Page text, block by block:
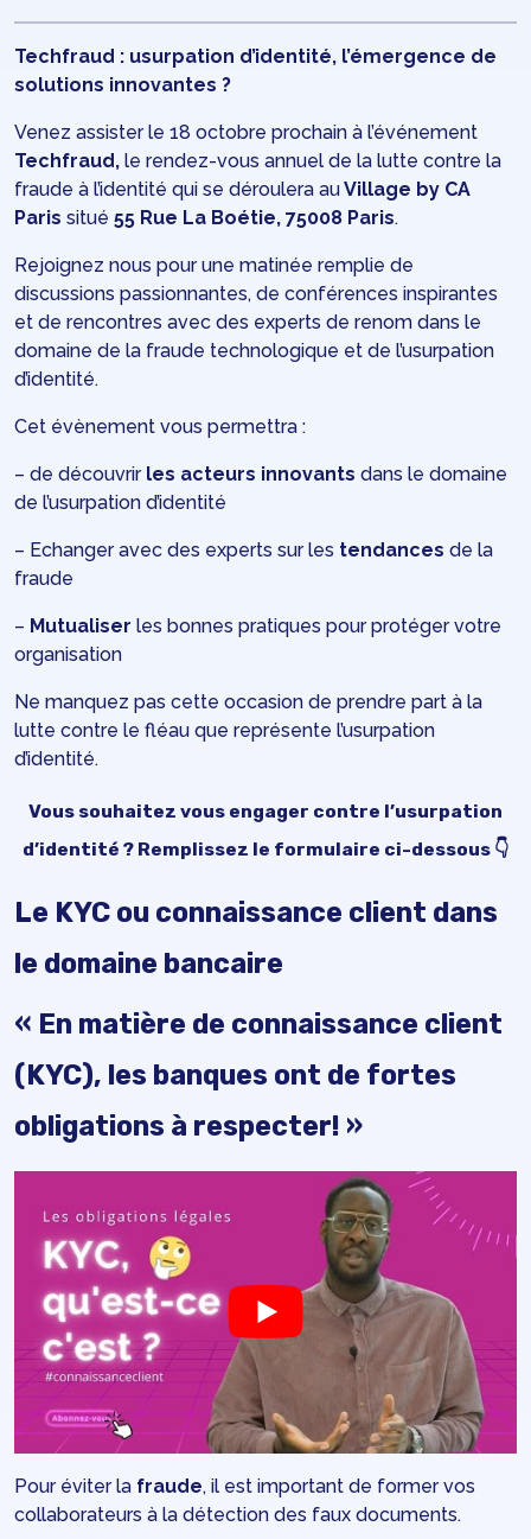
Techfraud : usurpation d’identité, l’émergence de
solutions innovantes ?
Venez assister le 18 octobre prochain à l’événement
Techfraud, le rendez-vous annuel de la lutte contre la
fraude à l’identité qui se déroulera auVillage by CA
Paris situé 55 Rue La Boétie, 75008 Paris.
Rejoignez nous pour une matinée remplie de
discussions passionnantes, de conférences inspirantes
et de rencontres avec des experts de renom dans le
domaine de la fraude technologique et de l’usurpation
d’identité.
Cet évènement vous permettra :
– de découvrir les acteurs innovants dans le domaine
de l’usurpation d’identité
– Echanger avec des experts sur les tendances de la
fraude
– Mutualiser les bonnes pratiques pour protéger votre
organisation
N e manquez pas cette occasion de prendre part à la
lutte contre le fléau que représente l’usurpation
d’identité.
Vous souhaitez vous engager contre l’usurpation
d’identité ? Remplissez le formulaire ci-dessous 👇
Le KYC ou connaissance client dans
le domaine bancaire
« En matière de connaissance client
(KYC), les banques ont de fortes
obligations à respecter! »
Pour éviter la fraude, il est important de former vos
collaborateurs à la détection des faux documents.